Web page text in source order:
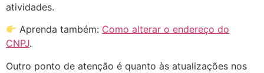
atividades.
Aprenda também: Como alterar o endereço do
CNPJ.
Outro ponto de atenção é quanto às atualizações nos